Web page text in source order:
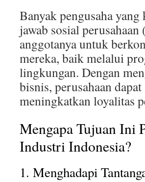
Banyak pengusaha
jawab sosial
anggotanya untuk
mereka, baik melalui
lingkungan. Dengan
bisnis, perusahaan
meningkatkan loyalitas
Mengapa Tujuan Ini
Industri Indonesia?
1. Menghadapi